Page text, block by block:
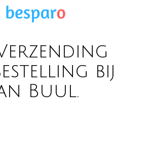
bij
Buul.